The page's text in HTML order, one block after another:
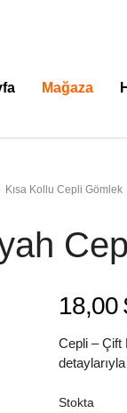
Mağaza
Kısa Kollu Cepli Gömlek
18,00
Cepli – Çift
Stokta